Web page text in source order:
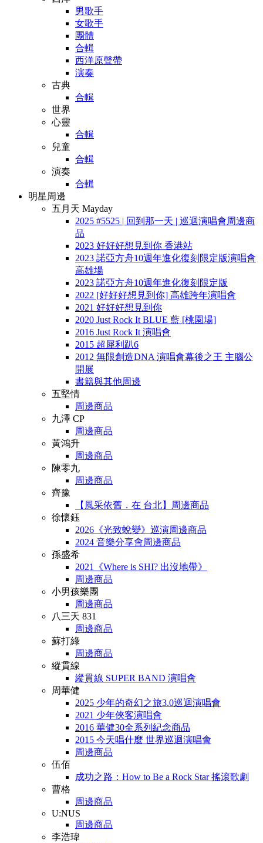
男歌手
女歌手
團體
合輯
西洋原聲帶
演奏
古典
合輯
世界
心靈
合輯
兒童
合輯
演奏
合輯
明星周邊
五月天 Mayday
2025 #5525 | 回到那一天 | 巡迴演唱會周邊商
品
2023 好好好想見到你 香港站
2023 諾亞方舟10週年進化復刻限定版演唱會
高雄場
2023 諾亞方舟10週年進化復刻限定版
2022 [好好好想見到你] 高雄跨年演唱會
2021 好好好想見到你
2020 Just Rock It BLUE 藍 [桃園場]
2016 Just Rock It 演唱會
2015 超犀利趴6
2012 無限創造DNA 演唱會幕後之王 主腦公
開展
書籍與其他周邊
五堅情
周邊商品
九澤 CP
周邊商品
黃鴻升
周邊商品
陳零九
周邊商品
齊豫
【風采依舊．在 台北】周邊商品
徐懷鈺
2026《光致蛻變》巡演周邊商品
2024 音樂分享會周邊商品
孫盛希
2021《Where is SHI? 出沒地帶》
周邊商品
小男孩樂團
周邊商品
八三夭 831
周邊商品
蘇打綠
周邊商品
縱貫線
縱貫線 SUPER BAND 演唱會
周華健
2025 少年的奇幻之旅3.0巡迴演唱會
2021 少年俠客演唱會
2016 華健30全系列紀念商品
2015 今天唱什麼 世界巡迴演唱會
周邊商品
伍佰
成功之路：How to Be a Rock Star 搖滾歌劇
曹格
周邊商品
U:NUS
周邊商品
李浩瑋